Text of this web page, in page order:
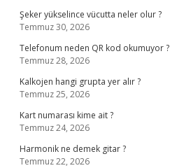
Şeker yükselince vücutta neler olur ?
Temmuz 30, 2026
Telefonum neden QR kod okumuyor ?
Temmuz 28, 2026
Kalkojen hangi grupta yer alır ?
Temmuz 25, 2026
Kart numarası kime ait ?
Temmuz 24, 2026
Harmonik ne demek gitar ?
Temmuz 22, 2026